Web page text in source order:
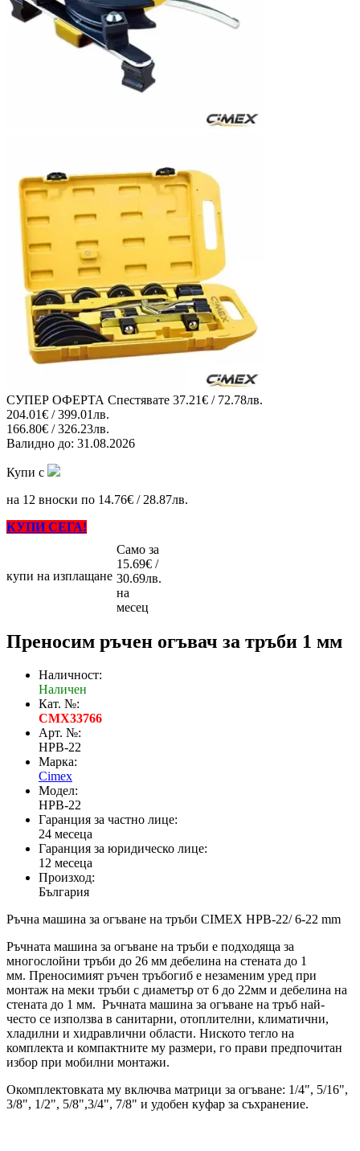
СУПЕР ОФЕРТА Спестявате 37.21€ / 72.78лв.
204.01€ / 399.01лв.
166.80€ / 326.23лв.
Валидно до: 31.08.2026
Купи с
на 12 вноски по 14.76€ / 28.87лв.
КУПИ СЕГА!
купи на изплащане
Само за
15.69€ /
30.69лв.
на
месец
Преносим ръчен огъвач за тръби 1 мм
Наличност:
Наличен
Кат. №:
CMX33766
Арт. №:
HPB-22
Марка:
Cimex
Модел:
HPB-22
Гаранция за частно лице:
24 месеца
Гаранция за юридическо лице:
12 месеца
Произход:
България
Ръчна машина за огъване на тръби CIMEX HPB-22/ 6-22 mm
Ръчната машина за огъване на тръби е подходяща за
многослойни тръби до 26 мм дебелина на стената до 1
мм. Преносимият ръчен тръбогиб е незаменим уред при
монтаж на меки тръби с диаметър от 6 до 22мм и дебелина на
стената до 1 мм. Ръчната машина за огъване на тръб най-
често се използва в санитарни, отоплителни, климатични,
хладилни и хидравлични области. Ниското тегло на
комплекта и компактните му размери, го прави предпочитан
избор при мобилни монтажи.
Окомплектовката му включва матрици за огъване: 1/4", 5/16",
3/8", 1/2", 5/8",3/4", 7/8" и удобен куфар за съхранение.